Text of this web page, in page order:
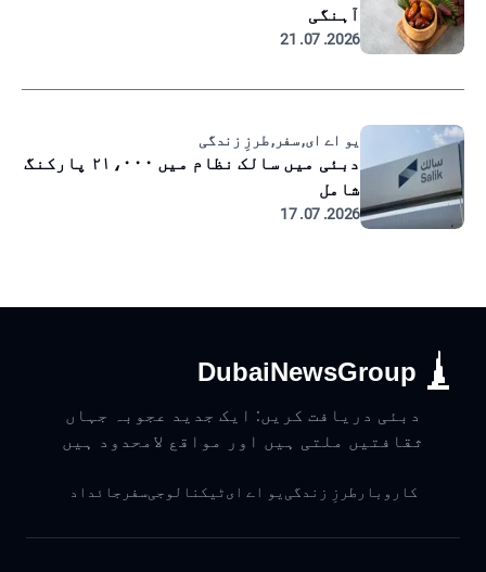
آہنگی
2026. 07. 21
یو اے ای, سفر, طرزِ زندگی
دبئی میں سالک نظام میں ۲۱،۰۰۰ پارکنگ
شامل
2026. 07. 17
DubaiNewsGroup
دبئی دریافت کریں: ایک جدید عجوبہ جہاں
ثقافتیں ملتی ہیں اور مواقع لامحدود ہیں
کاروبار طرزِ زندگی یو اے ایٹیکنالوجیسفر جائداد